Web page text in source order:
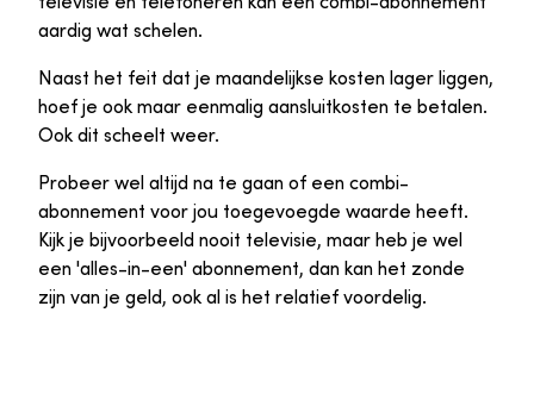
aardig wat schelen.
Naast het feit dat je maandelijkse kosten lager liggen,
hoef je ook maar eenmalig aansluitkosten te betalen.
Ook dit scheelt weer.
Probeer wel altijd na te gaan of een combi-
abonnement voor jou toegevoegde waarde heeft.
Kijk je bijvoorbeeld nooit televisie, maar heb je wel
een 'alles-in-een' abonnement, dan kan het zonde
zijn van je geld, ook al is het relatief voordelig.